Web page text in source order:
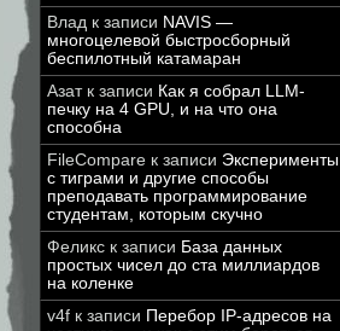
Влад к записи NAVIS —
многоцелевой быстросборный
беспилотный катамаран
Азатк записи Как я собрал LLM-
печку на 4 GPU, и на что она
способна
FileCompare к записи Эксперименты
с тиграми и другие способы
преподавать программирование
студентам, которым скучно
Феликс к записи База данных
простых чисел до ста миллиардов
на коленке
v4f к записи Перебор IP-адресов на